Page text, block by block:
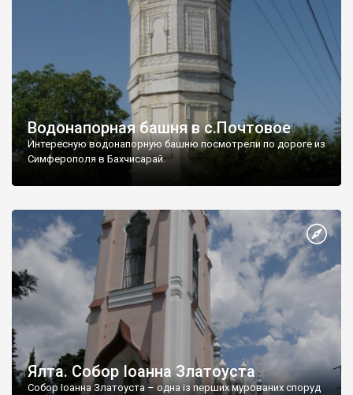
Водонапорная башня в с.Почтовое
Интересную водонапорную башню посмотрели по дороге из
Симферополя в Бахчисарай.
Ялта. Собор Іоанна Златоуста
Собор Іоанна Златоуста – одна із перших мурованих споруд